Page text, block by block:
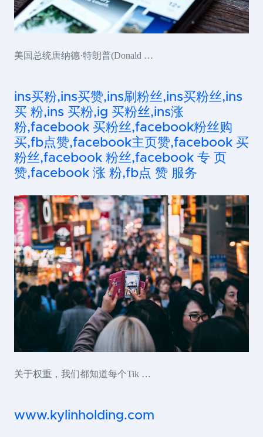
美国总统唐纳德·特朗普(Donald …
ins买粉,ins买赞,ins刷粉丝,ins买粉丝,ins
买 粉,ins 买粉,ig 买粉丝,ins涨
粉,facebook 买粉丝,facebook粉丝购
买,fb点赞,facebook主页赞,facebook 买
粉丝,facebook 粉丝,facebook 专 页
赞,facebook 涨 粉,fb点 赞 服务
关于权重，我们都知道每个Tik …
www.kylinholding.com